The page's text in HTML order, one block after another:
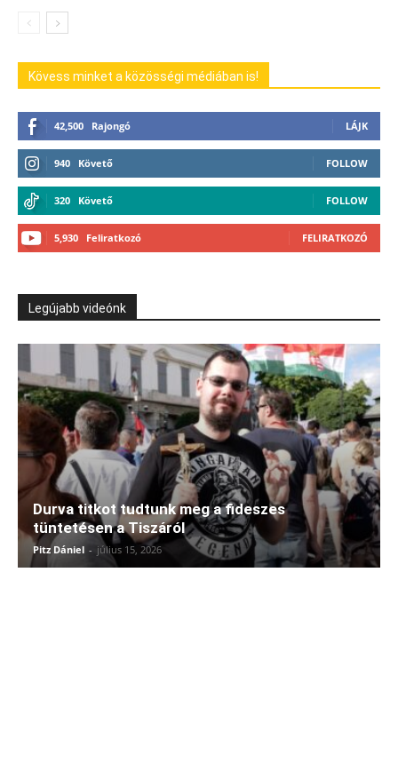
Kövess minket a közösségi médiában is!
42,500 Rajongó LÁJK
940 Követő FOLLOW
320 Követő FOLLOW
5,930 Feliratkozó FELIRATKOZÓ
Legújabb videónk
Durva titkot tudtunk meg a fideszes
tüntetésen a Tiszáról
Pitz Dániel - július 15, 2026